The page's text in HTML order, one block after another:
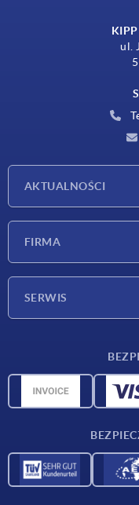
ul.
AKTUALNOŚCI
FIRMA
SERWIS
Dane CAD